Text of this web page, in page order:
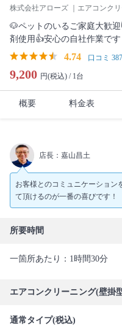
株式会社アローズ ｜エアコンク
🐶ペットのいるご家庭大歓
剤使用👍安心の自社作業です
4.74 口コミ
9,200 円(税込) / 1台
概要 料金表
店長：嘉山昌土
お客様とのコミュニケーション
て頂けるのが一番の喜びです！
所要時間
一箇所あたり：1時間30分
エアコンクリーニング(壁掛
通常タイプ(税込)